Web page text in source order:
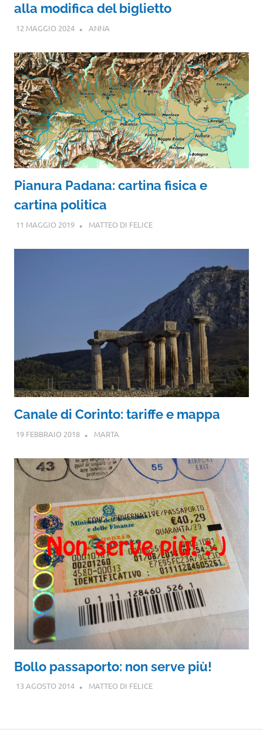
alla modifica del biglietto
12 MAGGIO 2024 ANNA
Pianura Padana: cartina fisica e
cartina politica
11 MAGGIO 2019 MATTEO DI FELICE
Canale di Corinto: tariffe e mappa
19 FEBBRAIO 2018 MARTA
Bollo passaporto: non serve più!
13 AGOSTO 2014 MATTEO DI FELICE